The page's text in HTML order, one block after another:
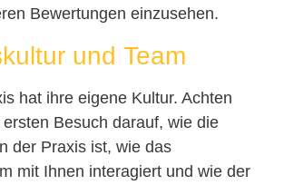
Bewertungen einzusehen.
und Team
hat ihre eigene Kultur. Achten
Besuch darauf, wie die
der Praxis ist, wie das
mit Ihnen interagiert und wie der